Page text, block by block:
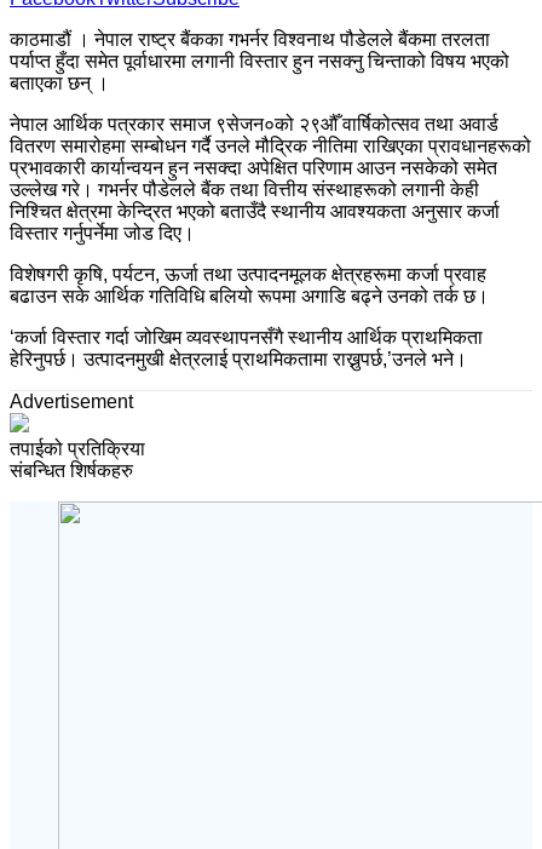
काठमाडौं । नेपाल राष्ट्र बैंकका गभर्नर विश्वनाथ पौडेलले बैंकमा तरलता
पर्याप्त हुँदा समेत पूर्वाधारमा लगानी विस्तार हुन नसक्नु चिन्ताको विषय भएको
बताएका छन् ।
नेपाल आर्थिक पत्रकार समाज ९सेजन०को २९औँ वार्षिकोत्सव तथा अवार्ड
वितरण समारोहमा सम्बोधन गर्दै उनले मौद्रिक नीतिमा राखिएका प्रावधानहरूको
प्रभावकारी कार्यान्वयन हुन नसक्दा अपेक्षित परिणाम आउन नसकेको समेत
उल्लेख गरे। गभर्नर पौडेलले बैंक तथा वित्तीय संस्थाहरूको लगानी केही
निश्चित क्षेत्रमा केन्द्रित भएको बताउँदै स्थानीय आवश्यकता अनुसार कर्जा
विस्तार गर्नुपर्नेमा जोड दिए।
विशेषगरी कृषि, पर्यटन, ऊर्जा तथा उत्पादनमूलक क्षेत्रहरूमा कर्जा प्रवाह
बढाउन सके आर्थिक गतिविधि बलियो रूपमा अगाडि बढ्ने उनको तर्क छ।
‘कर्जा विस्तार गर्दा जोखिम व्यवस्थापनसँगै स्थानीय आर्थिक प्राथमिकता
हेरिनुपर्छ। उत्पादनमुखी क्षेत्रलाई प्राथमिकतामा राख्नुपर्छ,’उनले भने।
Advertisement
तपाईको प्रतिक्रिया
संबन्धित शिर्षकहरु